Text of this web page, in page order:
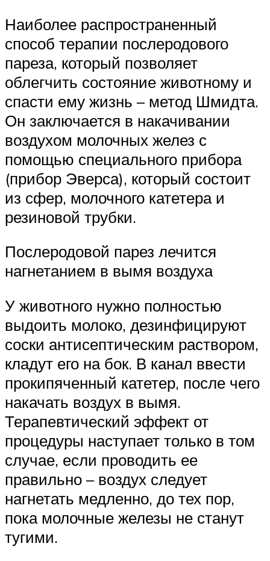
Наиболее распространенный
способ терапии послеродового
пареза, который позволяет
облегчить состояние животному и
спасти ему жизнь – метод Шмидта.
Он заключается в накачивании
воздухом молочных желез с
помощью специального прибора
(прибор Эверса), который состоит
из сфер, молочного катетера и
резиновой трубки.
Послеродовой парез лечится
нагнетанием в вымя воздуха
У животного нужно полностью
выдоить молоко, дезинфицируют
соски антисептическим раствором,
кладут его на бок. В канал ввести
прокипяченный катетер, после чего
накачать воздух в вымя.
Терапевтический эффект от
процедуры наступает только в том
случае, если проводить ее
правильно – воздух следует
нагнетать медленно, до тех пор,
пока молочные железы не станут
тугими.